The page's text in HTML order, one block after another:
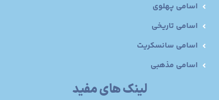
اسامی پهلوی
اسامی تاریخی
اسامی سانسکریت
اسامی مذهبی
لینک های مفید